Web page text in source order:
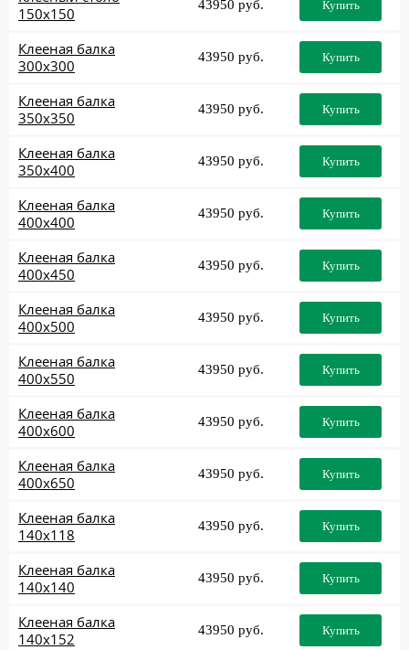
150x150
43950 руб. Купить
Клееная балка
300x300
43950 руб. Купить
Клееная балка
350x350
43950 руб. Купить
Клееная балка
350x400
43950 руб. Купить
Клееная балка
400x400
43950 руб. Купить
Клееная балка
400x450
43950 руб. Купить
Клееная балка
400x500
43950 руб. Купить
Клееная балка
400x550
43950 руб. Купить
Клееная балка
400x600
43950 руб. Купить
Клееная балка
400x650
43950 руб. Купить
Клееная балка
140x118
43950 руб. Купить
Клееная балка
140x140
43950 руб. Купить
Клееная балка
140x152
43950 руб. Купить